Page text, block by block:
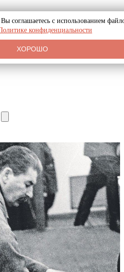
соглашаетесь с использованием
конфиденциальности
ХОРОШО